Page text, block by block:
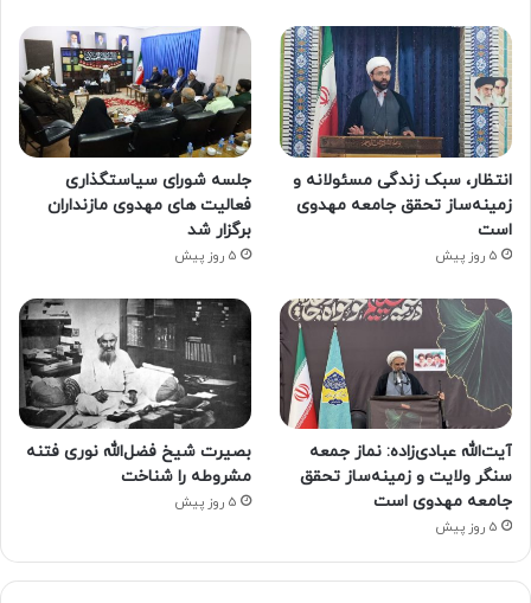
انتظار، سبک زندگی مسئولانه و
زمینه‌ساز تحقق جامعه مهدوی
است
5 روز پیش
جلسه شورای سیاستگذاری
فعالیت های مهدوی مازنداران
برگزار شد
5 روز پیش
آیت‌الله عبادی‌زاده: نماز جمعه
سنگر ولایت و زمینه‌ساز تحقق
جامعه مهدوی است
5 روز پیش
بصیرت شیخ فضل‌الله نوری فتنه
مشروطه را شناخت
5 روز پیش